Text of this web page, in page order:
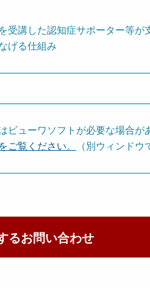
受講した認知症サポーター等が
げる仕組み
ビューワソフトが必要な場合が
ご覧ください。
（別ウィンドウ
るお問い合わせ